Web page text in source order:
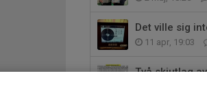
Det ville sig
11 apr, 19:03
Två skjutlag